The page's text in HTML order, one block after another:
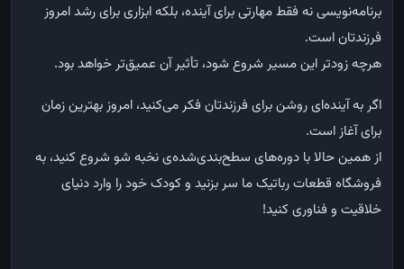
برنامه‌نویسی نه فقط مهارتی برای آینده، بلکه ابزاری برای رشد امروز
فرزندتان است.
هرچه زودتر این مسیر شروع شود، تأثیر آن عمیق‌تر خواهد بود.
اگر به آینده‌ای روشن برای فرزندتان فکر می‌کنید، امروز بهترین زمان
برای آغاز است.
از همین حالا با دوره‌های سطح‌بندی‌شده‌ی نخبه شو شروع کنید، به
فروشگاه قطعات رباتیک ما سر بزنید و کودک خود را وارد دنیای
خلاقیت و فناوری کنید!